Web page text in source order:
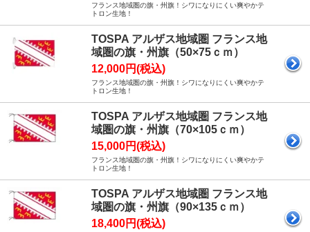
フランス地域圏の旗・州旗！シワになりにくい爽やかテ
トロン生地！
TOSPA アルザス地域圏 フランス地
域圏の旗・州旗（50×75ｃｍ）
12,000円(税込)
フランス地域圏の旗・州旗！シワになりにくい爽やかテ
トロン生地！
TOSPA アルザス地域圏 フランス地
域圏の旗・州旗（70×105ｃｍ）
15,000円(税込)
フランス地域圏の旗・州旗！シワになりにくい爽やかテ
トロン生地！
TOSPA アルザス地域圏 フランス地
域圏の旗・州旗（90×135ｃｍ）
18,400円(税込)